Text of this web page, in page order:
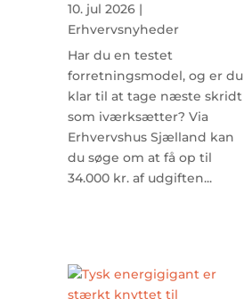
10. jul 2026|
Erhvervsnyheder
Har du en testet
forretningsmodel, og er du
klar til at tage næste skridt
som iværksætter? Via
Erhvervshus Sjælland kan
du søge om at få op til
34.000 kr. af udgiften...